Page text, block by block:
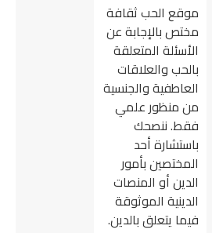
موقع الحب ثقافة
مختص بالإجابة عن
الأسئلة المتعلقة
بالحب والعلاقات
العاطفية والجنسية
من منظور علمي
فقط. ننصحك
باستشارة أحد
المختصين بأمور
الدين أو المنصات
الدينية الموثوقة
فيما يتعلق بالدين.